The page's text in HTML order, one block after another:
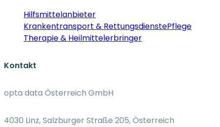
Hilfsmittelanbieter
Krankentransport & RettungsdienstePflege
Therapie & Heilmittelerbringer
Kontakt
opta data Österreich GmbH
4030 Linz, Salzburger Straße 205, Österreich